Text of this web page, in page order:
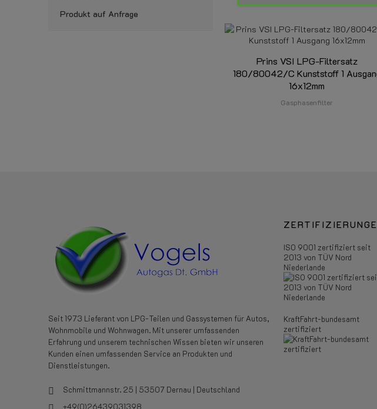
Produkt auf Anfrage
Prins VSI LPG-Filtersatz
180/80042/C Kunststoff 1
16x12mm
Gasphasenfilter
Seit 1973 Lieferant von LPG-Teilen und Gassystemen für Autos,
Wohnmobile und Wohnwagen. Mit unserer umfassenden
Erfahrung und unserem technischen Wissen bieten wir unseren
Kunden einen umfassenden Service an Produkten und
Dienstleistungen.
Schmittmannstr. 25 | 53507 Dernau | Deutschland
+49(0)26439031398
ISO 9001 zertifiziert seit
2013 von TÜV Nord
Niederlande
KraftFahrt-bundesamt
zertifiziert